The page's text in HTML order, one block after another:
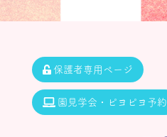
保護者専用ページ
園見学会・ピヨピヨ予約